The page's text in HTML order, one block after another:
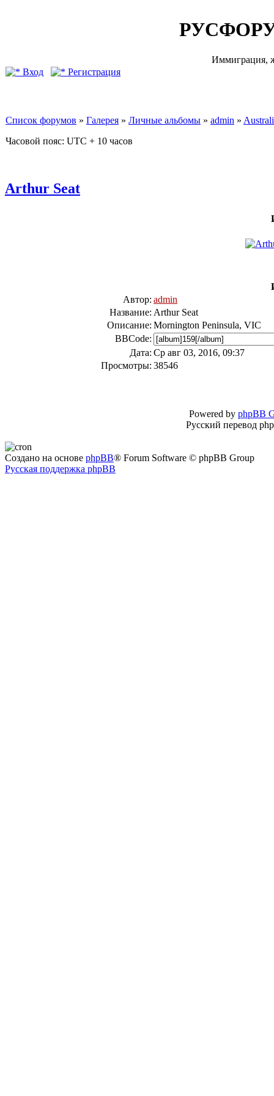
Иммиграция,
Вход
Регистрация
Список форумов » Галерея » Личные альбомы » admin »
Часовой пояс: UTC + 10 часов
Arthur Seat
Автор: admin
Название: Arthur Seat
Описание: Mornington Peninsula, VIC
BBCode:
Дата: Ср авг 03, 2016, 09:37
Просмотры: 38546
Powered by phpBB
Русский перевод
Создано на основе phpBB® Forum Software © phpBB Group
Русская поддержка phpBB